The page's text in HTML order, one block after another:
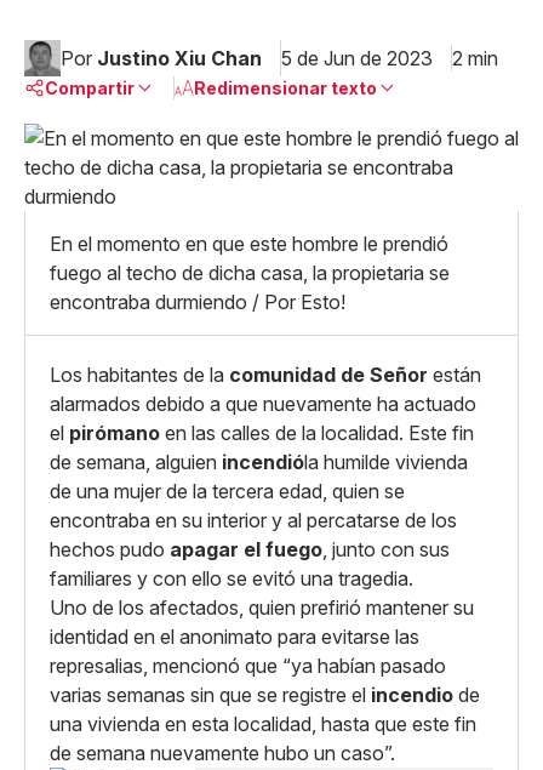
Por Justino Xiu Chan 5 de Jun de 2023 2 min
Compartir
Linkedin
X
Whatsapp
Copiar enlace
Redimensionar texto
Pequeño
Mediano
En el momento en que este hombre le prendió
fuego al techo de dicha casa, la propietaria se
encontraba durmiendo / Por Esto!
Los habitantes de la comunidad de Señor están
alarmados debido a que nuevamente ha actuado
el pirómano en las calles de la localidad. Este fin
de semana, alguien incendióla humilde vivienda
de una mujer de la tercera edad, quien se
encontraba en su interior y al percatarse de los
hechos pudo apagar el fuego, junto con sus
familiares y con ello se evitó una tragedia.
Uno de los afectados, quien prefirió mantener su
identidad en el anonimato para evitarse las
represalias, mencionó que “ya habían pasado
varias semanas sin que se registre el incendio de
una vivienda en esta localidad, hasta que este fin
de semana nuevamente hubo un caso”.